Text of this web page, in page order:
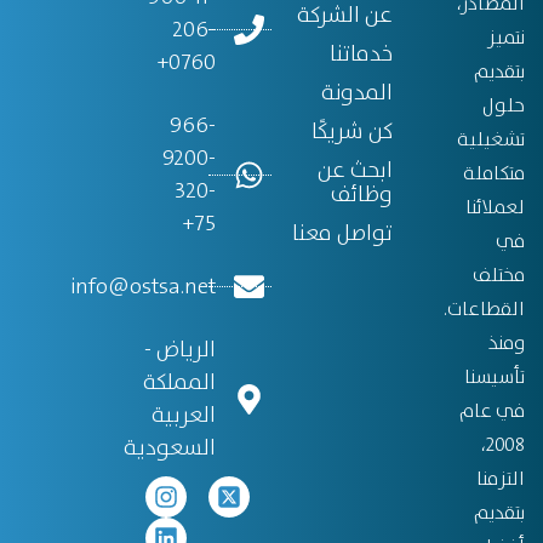
نتميز
بتقديم
حلول
تشغيلية
متكاملة
لعملائنا
في
مختلف
القطاعات.
ومنذ
تأسيسنا
في عام
2008،
التزمنا
بتقديم
عن الشركة
خدماتنا
المدونة
كن شريكًا
ابحث عن
وظائف
تواصل معنا
206-
0760+
966-
9200-
320-
75+
info@ostsa.net
الرياض -
المملكة
العربية
السعودية